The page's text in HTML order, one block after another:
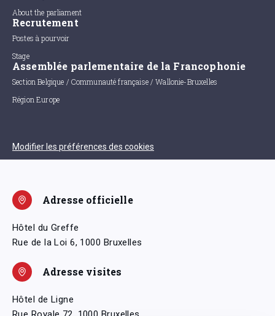
About the parliament
Recrutement
Postes à pourvoir
Stage
Assemblée parlementaire de la Francophonie
Section Belgique / Communauté française / Wallonie-Bruxelles
Région Europe
Modifier les préférences des cookies
Adresse officielle
Hôtel du Greffe
Rue de la Loi 6, 1000 Bruxelles
Adresse visites
Hôtel de Ligne